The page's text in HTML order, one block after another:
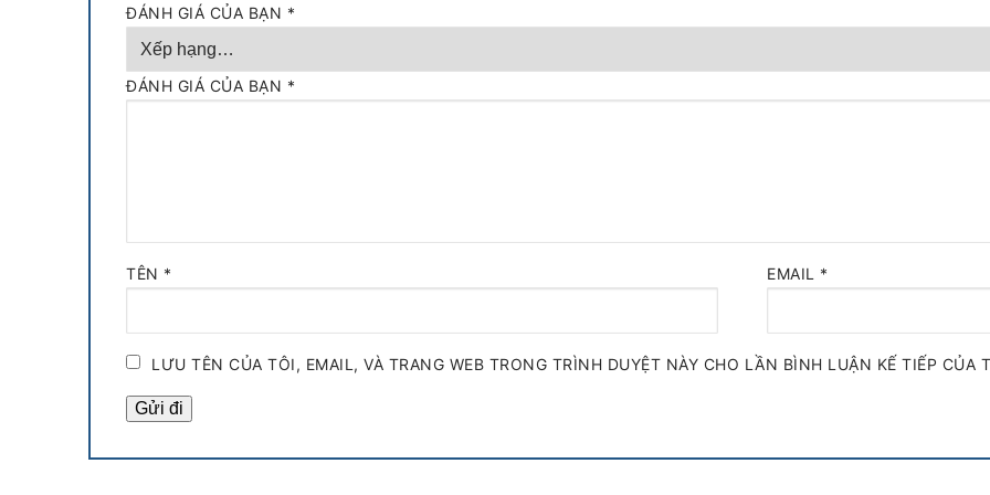
ĐÁNH GIÁ CỦA BẠN *
ĐÁNH GIÁ CỦA BẠN *
TÊN * EMAIL *
LƯU TÊN CỦA TÔI, EMAIL, VÀ TRANG WEB TRONG TRÌNH DUYỆT NÀY CHO LẦN BÌNH LUẬN KẾ TIẾP CỦA